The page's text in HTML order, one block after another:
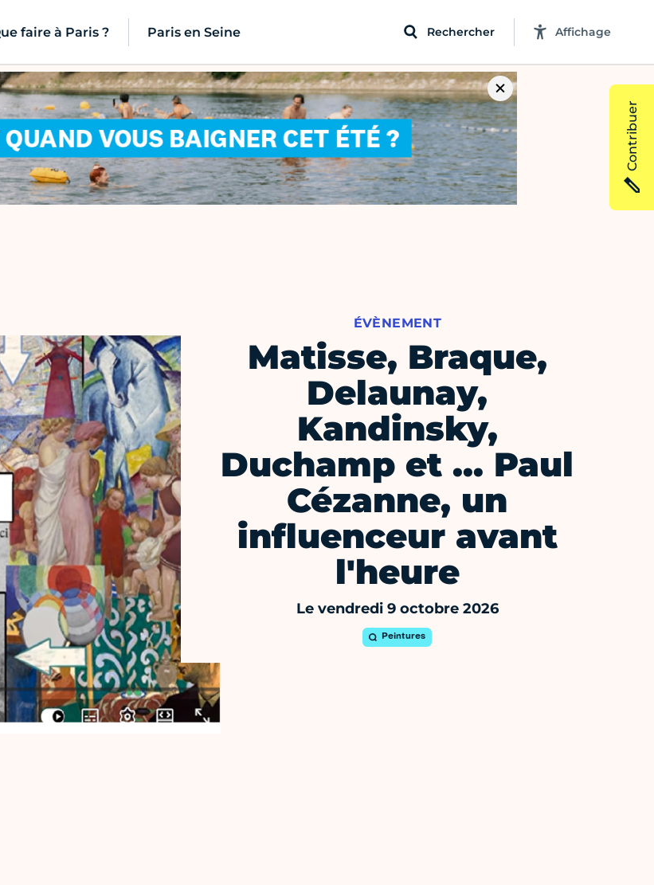
faire à Paris ? Paris en Seine Rechercher Affichage
ÉVÈNEMENT
Matisse, Braque,
Delaunay,
Kandinsky,
Duchamp et … Paul
Cézanne, un
influenceur avant
l'heure
Le vendredi 9 octobre 2026
Peintures
Contribuer